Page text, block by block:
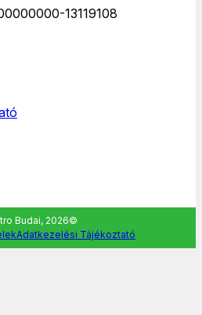
13119108
Budai, 2026©
Adatkezelési Tájékoztató